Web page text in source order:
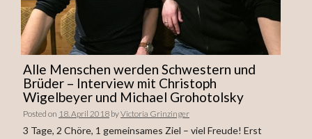
Alle Menschen werden Schwestern und
Brüder – Interview mit Christoph
Wigelbeyer und Michael Grohotolsky
Posted on 18. April 2018 byVictoria Grinzinger
3 Tage, 2 Chöre, 1 gemeinsames Ziel – viel Freude! Erst